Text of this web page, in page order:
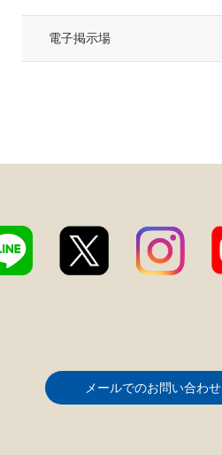
電子掲示場
メールでのお問い合わせ